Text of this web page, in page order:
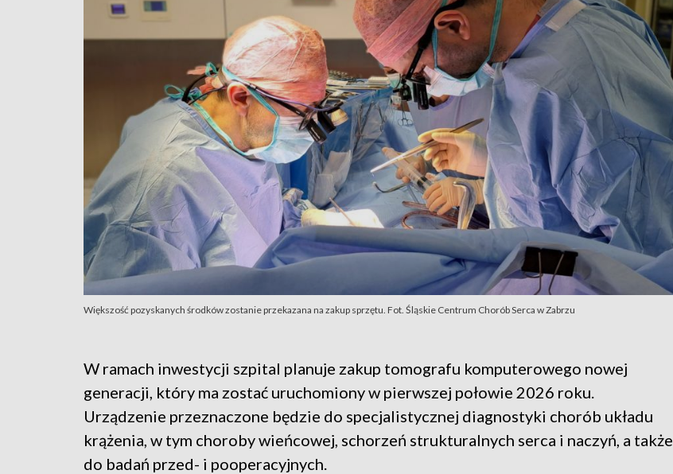
Większość pozyskanych środków zostanie przekazana na zakup sprzętu. Fot. Śląskie Centrum Chorób Serca w Zabrzu
W ramach inwestycji szpital planuje zakup tomografu komputerowego nowej
generacji, który ma zostać uruchomiony w pierwszej połowie 2026 roku.
Urządzenie przeznaczone będzie do specjalistycznej diagnostyki chorób układu
krążenia, w tym choroby wieńcowej, schorzeń strukturalnych serca i naczyń, a także
do badań przed- i pooperacyjnych.